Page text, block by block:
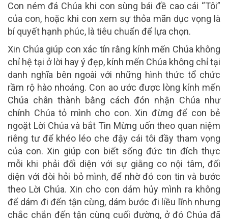
Con ném đá Chúa khi con sùng bái đề cao cái “Tôi”
của con, hoặc khi con xem sự thỏa mãn dục vọng là
bí quyết hạnh phúc, là tiêu chuẩn để lựa chọn.
Xin Chúa giúp con xác tín rằng kính mến Chúa không
chỉ hệ tại ở lời hay ý đẹp, kính mến Chúa không chỉ tại
danh nghĩa bên ngoài với những hình thức tổ chức
rầm rộ hào nhoáng. Con ao ước được lòng kính mến
Chúa chân thành bằng cách đón nhận Chúa như
chính Chúa tỏ mình cho con. Xin đừng để con bẻ
ngoặt Lời Chúa và bắt Tin Mừng uốn theo quan niệm
riêng tư để khéo léo che đậy cái tôi đầy tham vọng
của con. Xin giúp con biết sống đức tin đích thực
mỗi khi phải đối diện với sự giằng co nội tâm, đối
diện với đòi hỏi bỏ mình, để nhờ đó con tin và bước
theo Lời Chúa. Xin cho con dám hủy mình ra không
để dám đi đến tận cùng, dám bước đi liều lĩnh nhưng
chắc chắn đến tận cùng cuối đường, ở đó Chúa đã